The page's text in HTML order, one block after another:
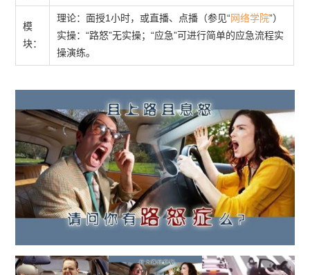
模
块：
理论：面授1小时，或直播、点播（参见“网络学院”）
实操：“路怒”无实操；“应急”可进行简单的应急流程实
操演练。